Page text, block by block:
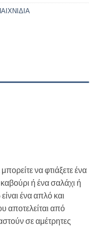
να φτιάξετε ένα
ή ένα σαλάχι ή
ένα απλό και
αποτελείται από
σε αμέτρητες